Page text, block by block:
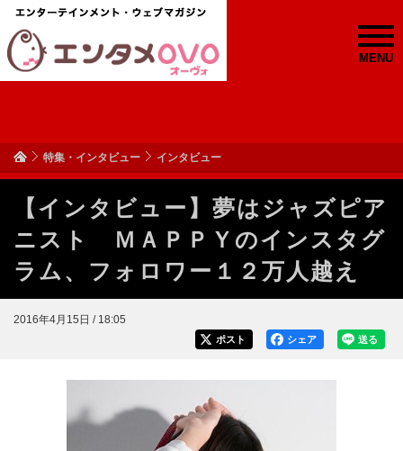
MENU
特集・インタビュー インタビュー
【インタビュー】夢はジャズピア
ニスト ＭＡＰＰＹのインスタグ
ラム、フォロワー１２万人越え
2016年4月15日 / 18:05
送る
シェア
ポスト